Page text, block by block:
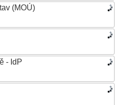
(MOÚ)
- IdP